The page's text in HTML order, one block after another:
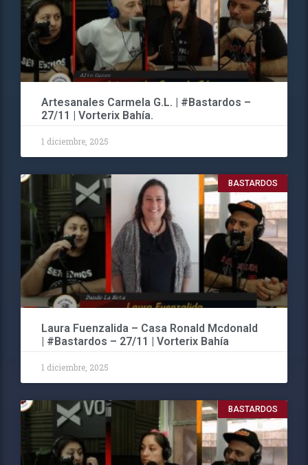
Artesanales Carmela G.L. | #Bastardos –
27/11 | Vorterix Bahía.
1 diciembre, 2025
BASTARDOS
Laura Fuenzalida – Casa Ronald Mcdonald
| #Bastardos – 27/11 | Vorterix Bahía
1 diciembre, 2025
BASTARDOS